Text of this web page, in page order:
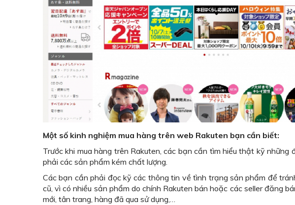
Một số kinh nghiệm mua hàng trên web Rakuten bạn cần biết:
Trước khi mua hàng trên Rakuten, các bạn cần tìm hiểu thật kỹ những
phải các sản phẩm kém chất lượng.
Các bạn cần phải đọc kỹ các thông tin về tình trạng sản phẩm để
cũ, vì có nhiều sản phẩm do chính Rakuten bán hoặc các seller đăng
mới, tân trang, hàng đã qua sử dụng,…